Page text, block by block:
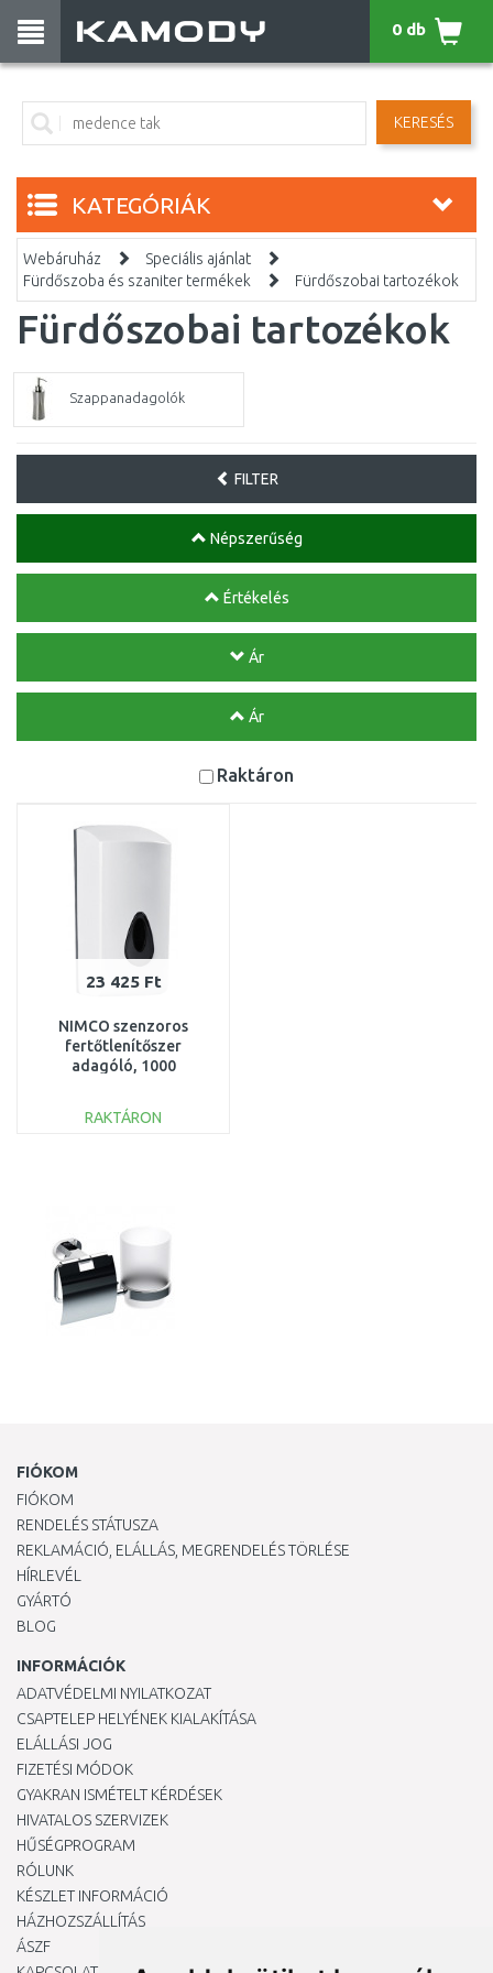
KERESÉS
0 db
KATEGÓRIÁK
Webáruház
Speciális ajánlat
Fürdőszoba és szaniter termékek
Fürdőszobai tartozékok
Fürdőszobai tartozékok
Szappanadagolók
FILTER
Népszerűség
Értékelés
Ár
Ár
Raktáron
23 425 Ft
NIMCO szenzoros
fertőtlenítőszer
adagóló, 1000
RAKTÁRON
FIÓKOM
FIÓKOM
RENDELÉS STÁTUSZA
REKLAMÁCIÓ, ELÁLLÁS, MEGRENDELÉS TÖRLÉSE
HÍRLEVÉL
GYÁRTÓ
BLOG
INFORMÁCIÓK
ADATVÉDELMI NYILATKOZAT
CSAPTELEP HELYÉNEK KIALAKÍTÁSA
ELÁLLÁSI JOG
FIZETÉSI MÓDOK
GYAKRAN ISMÉTELT KÉRDÉSEK
HIVATALOS SZERVIZEK
HŰSÉGPROGRAM
RÓLUNK
KÉSZLET INFORMÁCIÓ
HÁZHOZSZÁLLÍTÁS
ÁSZF